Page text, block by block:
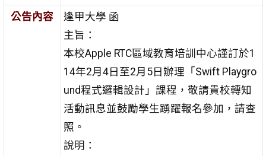
公告內容
逢甲大學 函
主旨：
本校Apple RTC區域教育培訓中心謹訂於1
14年2月4日至2月5日辦理「Swift Playgro
und程式邏輯設計」課程，敬請貴校轉知
活動訊息並鼓勵學生踴躍報名參加，請查
照。
說明：